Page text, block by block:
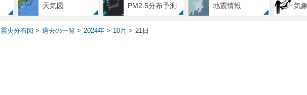
天気図 PM2.5分布予測 地震情報 気
震央分布図 過去の一覧 2024年 10月 21日